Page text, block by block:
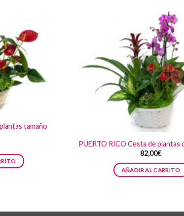
tamaño
PUERTO RICO Cesta de plantas
82,00€
AÑADIR AL CARRITO